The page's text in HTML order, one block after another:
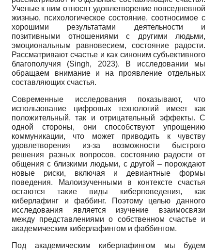
Ученые к ним относят удовлетворение повседневной
жизнью, психологическое состояние, соотносимое с
хорошими результатами деятельности и
позитивными отношениями с другими людьми,
эмоциональным равновесием, состояние радости.
Рассматривают счастье и как синоним субъективного
благополучия (Singh, 2023). В исследовании мы
обращаем внимание и на проявление отдельных
составляющих счастья.
Современные исследования показывают, что
использование цифровых технологий имеет как
положительный, так и отрицательный эффекты. С
одной стороны, они способствуют упрощению
коммуникации, что может приводить к чувству
удовлетворения из-за возможности быстрого
решения разных вопросов, состоянию радости от
общения с близкими людьми, с другой – порождают
новые риски, включая и девиантные формы
поведения. Малоизученными в контексте счастья
остаются такие виды киберповедения, как
киберлафинг и фаббинг. Поэтому целью данного
исследования является изучение взаимосвязи
между представлениями о собственном счастье и
академическим киберлафингом и фаббингом.
Под академическим киберлафингом мы будем